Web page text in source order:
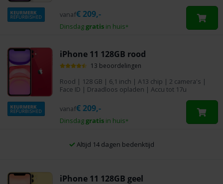
Dinsdaggratis in huis*
vanaf€ 209,-
iPhone 11 128GB rood
13 beoordelingen
Rood | 128 GB | 6,1 inch | A13 chip | 2 camera's |
Face ID | Draadloos opladen | Accu tot 17u
Dinsdaggratis in huis*
vanaf€ 209,-
iPhone 11 128GB geel
Altijd 14 dagen bedenktijd